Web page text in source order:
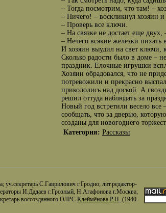
– Тогда посмотрим, что там! –
– Ничего! – воскликнул хозяин
– Проверь все ключи.
– На связке не достает еще
– Нечего всякие железки
И хозяин выудил на свет ключи,
Сколько радости было в доме –
праздник. Елочные игрушки
Хозяин обрадовался, что не
потревожили и прекрасно
прикололись над доской. А
решил оттуда наблюдать за
Новый год встретили весело все
сообщать, что за дверью,
созданы для новогоднего
Категория: Рассказы
С.Гаврилович г.Гродно; лит.редактор-
И.Дадаев г.Грозный, Н.Агафонова г.Москва;
воссозданного ОЛРС Клеймёнова Р.Н. (1940-